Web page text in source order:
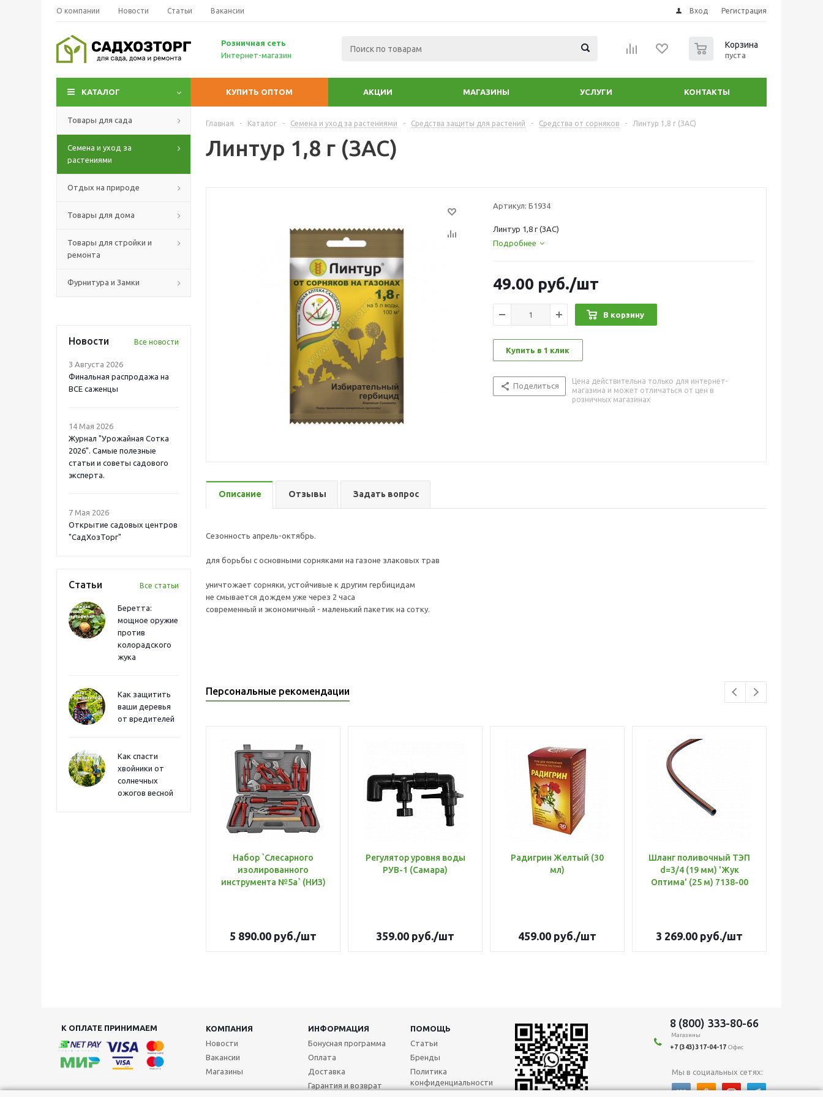
О компании Новости Статьи Вакансии Вход Регистрация
Розничная сеть
Интернет-магазин
Корзина
пуста
КАТАЛОГ КУПИТЬ ОПТОМ АКЦИИ МАГАЗИНЫ УСЛУГИ КОНТАКТЫ
Товары для сада
Семена и уход за
растениями
Отдых на природе
Товары для дома
Товары для стройки и
ремонта
Фурнитура и Замки
Новости Все новости
3 Августа 2026
Финальная распродажа на
ВСЕ саженцы
14 Мая 2026
Журнал "Урожайная Сотка
2026". Самые полезные
статьи и советы садового
эксперта.
7 Мая 2026
Открытие садовых центров
"СадХозТорг"
Статьи Все статьи
Беретта:
мощное оружие
против
колорадского
жука
Как защитить
ваши деревья
от вредителей
Как спасти
хвойники от
солнечных
ожогов весной
Главная - Каталог - Семена и уход за растениями - Средства защиты для растений - Средства от сорняков - Линтур 1,8 г (ЗАС)
Линтур 1,8 г (ЗАС)
Артикул: Б1934
Линтур 1,8 г (ЗАС)
Подробнее
49.00 руб./шт
В корзину
Купить в 1 клик
Поделиться
Цена действительна только для интернет-
магазина и может отличаться от цен в
розничных магазинах
Описание Отзывы Задать вопрос
Сезонность апрель-октябрь.
для борьбы с основными сорняками на газоне злаковых трав
уничтожает сорняки, устойчивые к другим гербицидам
не смывается дождем уже через 2 часа
современный и экономичный - маленький пакетик на сотку.
Персональные рекомендации
Набор `Слесарного
изолированного
инструмента №5а` (НИЗ)
5 890.00 руб./шт
Регулятор уровня воды
РУВ-1 (Самара)
359.00 руб./шт
Радигрин Желтый (30
мл)
459.00 руб./шт
Шланг поливочный ТЭП
d=3/4 (19 мм) 'Жук
Оптима' (25 м) 7138-00
3 269.00 руб./шт
К ОПЛАТЕ ПРИНИМАЕМ КОМПАНИЯ ИНФОРМАЦИЯ
ПОМОЩЬ
Новости
Вакансии
Магазины
Бонусная программа
Оплата
Доставка
Гарантия и возврат
Статьи
Бренды
Политика
конфиденциальности
8 (800) 333-80-66
Магазины
+7 (343) 317-04-17 Офис
Мы в социальных сетях: